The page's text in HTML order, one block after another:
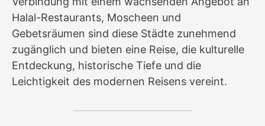
Halal-Restaurants, Moscheen und
Gebetsräumen sind diese Städte zunehmend
zugänglich und bieten eine Reise, die kulturelle
Entdeckung, historische Tiefe und die
Leichtigkeit des modernen Reisens vereint.